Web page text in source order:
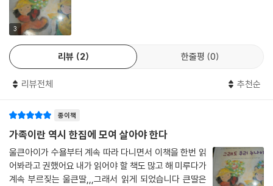
3
리뷰 2 한줄평 0
리뷰전체 추천순
종이책
가족이란 역시 한집에 모여 살아야 한다
울큰아이가 수욜부터 계속 따라 다니면서 이책을 한번 읽
어봐라고 권했어요 내가 읽어야 할 책도 많고 해 미루다가
계속 부르짖는 울큰딸,,,그래서 읽게 되었습니다 큰딸은